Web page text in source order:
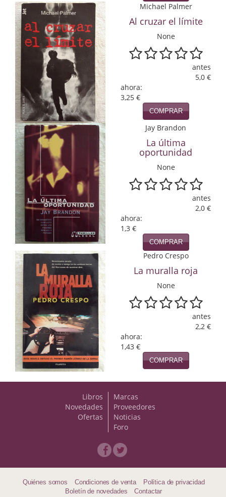
historia
Infantil y juvenil
Infantil y juvenil. Nuevo!!
Infantil y juvenil. Nuevo!!!
Informática
Literatura fantástica
Literatura hispanoamericana
Local
Mafia y espionaje
Matemáticas
Medicina
Música
Naturaleza
Novela Extranjera
Novela fantástica
Novela histórica
Novela negra
Poesía
Michael Palmer
Al cruzar el límite
None
antes
5,0 €
ahora:
3,25 €
COMPRAR
Jay Brandon
La última
oportunidad
None
antes
2,0 €
ahora:
1,3 €
COMPRAR
Pedro Crespo
La muralla roja
None
antes
2,2 €
ahora:
1,43 €
COMPRAR
Libros
Novedades
Ofertas
Marcas
Proveedores
Noticias
Foro
Quiénes somos Condiciones de venta
Política de privacidad
Boletín de novedades
Contactar